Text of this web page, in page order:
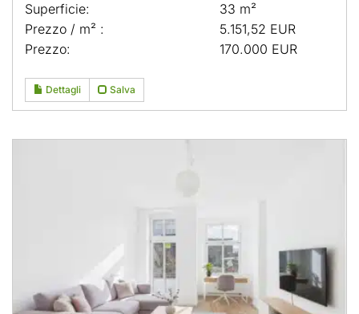
Superficie:
33 m²
Prezzo / m² :
5.151,52 EUR
Prezzo:
170.000 EUR
Dettagli Salva